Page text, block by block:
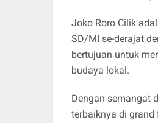
Joko Roro Cilik
SD/MI se-derajat
bertujuan untuk
budaya lokal.
Dengan semangat
terbaiknya di grand